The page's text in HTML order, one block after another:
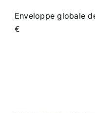
Enveloppe globale
€